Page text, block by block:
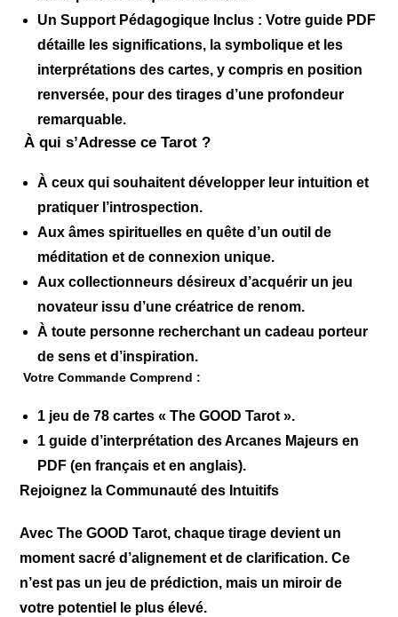
Un Support Pédagogique Inclus : Votre guide PDF
détaille les significations, la symbolique et les
interprétations des cartes,y compris en position
renversée, pour des tirages d’une profondeur
remarquable.
À qui s’Adresse ce Tarot ?
À ceux qui souhaitentdévelopper leur intuition et
pratiquer l’introspection.
Aux âmes spirituelles en quête d’unoutil de
méditation et de connexion unique.
Aux collectionneurs désireux d’acquérir un jeu
novateur issu d’une créatrice de renom.
À toute personne recherchant uncadeau porteur
de sens et d’inspiration.
Votre Commande Comprend :
1 jeu de 78 cartes « The GOOD Tarot ».
1 guide d’interprétation des Arcanes Majeurs en
PDF (en français et en anglais).
Rejoignez la Communauté des Intuitifs
Avec The GOOD Tarot, chaque tirage devient un
moment sacré d’alignement et de clarification. Ce
n’est pas un jeu de prédiction, mais un miroir de
votre potentiel le plus élevé.